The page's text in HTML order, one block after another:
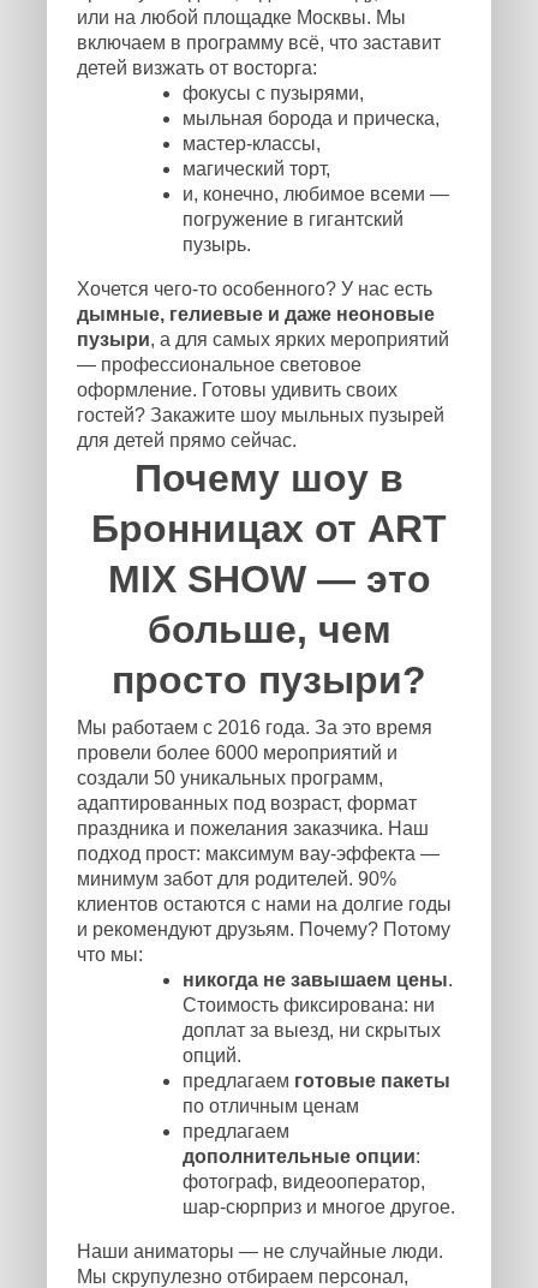
или на любой площадке Москвы. Мы
включаем в программу всё, что заставит
детей визжать от восторга:
фокусы с пузырями,
мыльная борода и прическа,
мастер-классы,
магический торт,
и, конечно, любимое всеми —
погружение в гигантский
пузырь.
Хочется чего-то особенного? У нас есть
дымные, гелиевые и даже неоновые
пузыри, а для самых ярких мероприятий
— профессиональное световое
оформление. Готовы удивить своих
гостей? Закажите шоу мыльных пузырей
для детей прямо сейчас.
Почему шоу в
Бронницах от ART
MIX SHOW — это
больше, чем
просто пузыри?
Мы работаем с 2016 года. За это время
провели более 6000 мероприятий и
создали 50 уникальных программ,
адаптированных под возраст, формат
праздника и пожелания заказчика. Наш
подход прост: максимум вау-эффекта —
минимум забот для родителей. 90%
клиентов остаются с нами на долгие годы
и рекомендуют друзьям. Почему? Потому
что мы:
никогда не завышаем цены.
Стоимость фиксирована: ни
доплат за выезд, ни скрытых
опций.
предлагаем готовые пакеты
по отличным ценам
предлагаем
дополнительные опции:
фотограф, видеооператор,
шар-сюрприз и многое другое.
Наши аниматоры — не случайные люди.
Мы скрупулезно отбираем персонал,